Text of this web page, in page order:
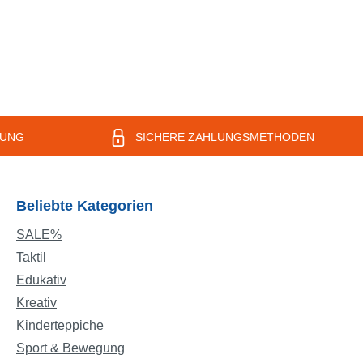
SICHERE ZAHLUNGSMETHODEN
Beliebte Kategorien
SALE%
Taktil
Edukativ
Kreativ
Kinderteppiche
Sport & Bewegung